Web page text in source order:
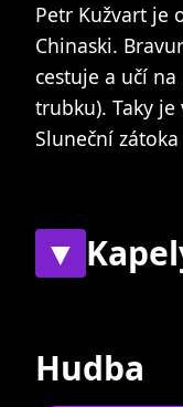
Petr Kužvart je
Chinaski.
cestuje a učí
trubku). Taky
Sluneční
▼
Hudba